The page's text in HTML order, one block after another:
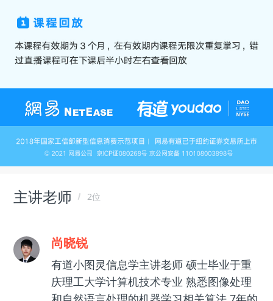
主讲老师 2位
尚晓锐
有道小图灵信息学主讲老师 硕士毕业于重
庆理工大学计算机技术专业 熟悉图像处理